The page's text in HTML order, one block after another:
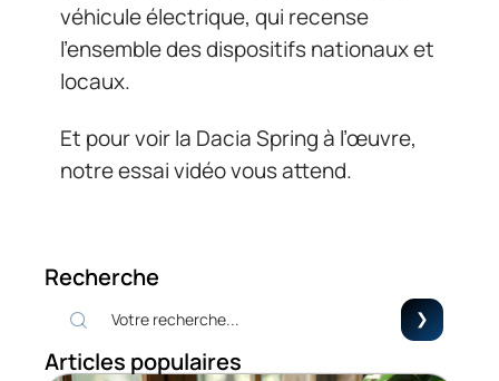
véhicule électrique, qui recense
l’ensemble des dispositifs nationaux et
locaux.
Et pour voir la Dacia Spring à l’œuvre,
notre essai vidéo vous attend.
Recherche
Articles populaires